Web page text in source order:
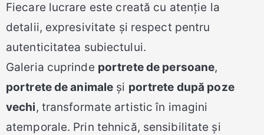
Fiecare lucrare este creată cu atenție la
detalii, expresivitate și respect pentru
autenticitatea subiectului.
Galeria cuprinde portrete de persoane,
portrete de animale și portrete după poze
vechi, transformate artistic în imagini
atemporale. Prin tehnică, sensibilitate și